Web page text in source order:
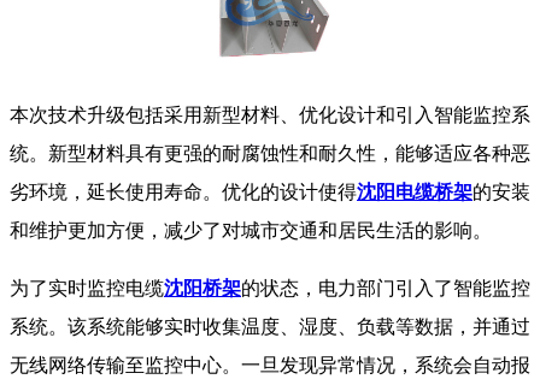
本次技术升级包括采用新型材料、优化设计和引入智能监控系
统。新型材料具有更强的耐腐蚀性和耐久性，能够适应各种恶
劣环境，延长使用寿命。优化的设计使得沈阳电缆桥架的安装
和维护更加方便，减少了对城市交通和居民生活的影响。
为了实时监控电缆沈阳桥架的状态，电力部门引入了智能监控
系统。该系统能够实时收集温度、湿度、负载等数据，并通过
无线网络传输至监控中心。一旦发现异常情况，系统会自动报